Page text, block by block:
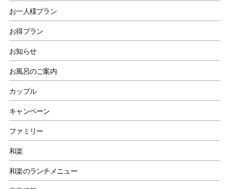
お一人様プラン
お得プラン
お知らせ
お風呂のご案内
カップル
キャンペーン
ファミリー
和楽
和楽のランチメニュー